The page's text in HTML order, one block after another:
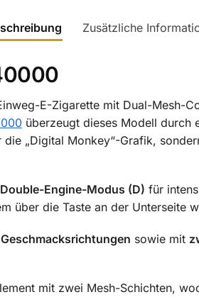
Zusätzliche
E-Zigarette mit Dual-Mesh-
überzeugt dieses Modell durch
„Digital Monkey“-Grafik,
Double-Engine-Modus (D) für
über die Taste an der Unterseite
sowie mit
mit zwei Mesh-Schichten,